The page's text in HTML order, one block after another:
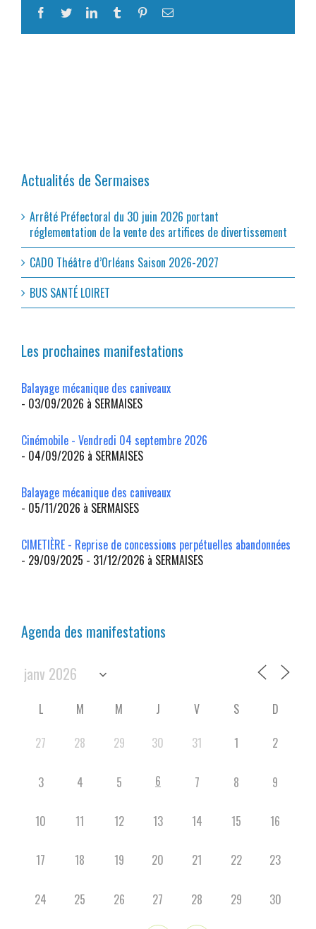
Facebook
TwitterLinkedInTumblr PinterestEmail
Actualités de Sermaises
Arrêté Préfectoral du 30 juin 2026 portant
réglementation de la vente des artifices de divertissement
CADO Théâtre d’Orléans Saison 2026-2027
BUS SANTÉ LOIRET
Les prochaines manifestations
Balayage mécanique des caniveaux
- 03/09/2026 à SERMAISES
Cinémobile - Vendredi 04 septembre 2026
- 04/09/2026 à SERMAISES
Balayage mécanique des caniveaux
- 05/11/2026 à SERMAISES
CIMETIÈRE - Reprise de concessions perpétuelles abandonnées
- 29/09/2025 - 31/12/2026 à SERMAISES
Agenda des manifestations
L M M J V S
D
27
28 29 30 31 1 2
3 4 5 6 7 8 9
10 11 12 13 14 15 16
17 18 19 20 21 22 23
24 25 26 27 28 29 30